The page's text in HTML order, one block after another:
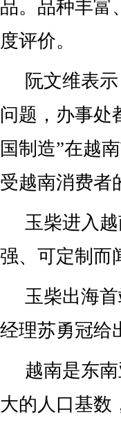
品。品种丰富
度评价。
阮文维表
问题，办事处
国制造”在越
受越南消费者
玉柴进入
强、可定制而
玉柴出海
经理苏勇冠给
越南是东
大的人口基数